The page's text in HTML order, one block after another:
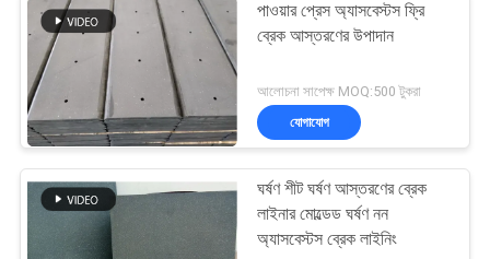
শিল্প ব্রেক আস্তরণ
পাওয়ার প্রেস অ্যাসবেস্টস ফ্রি
ব্রেক আস্তরণের উপাদান
আলোচনা সাপেক্ষ MOQ:500 টুকরা
যোগাযোগ
ঘর্ষণ শীট ঘর্ষণ আস্তরণের ব্রেক
লাইনার মোল্ডেড ঘর্ষণ নন
অ্যাসবেস্টস ব্রেক লাইনিং